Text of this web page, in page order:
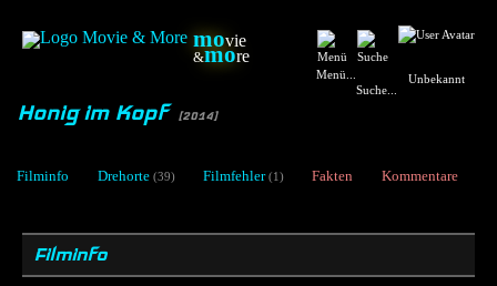
movie
&more
Menü...
Suche...
Unbekannt
Honig im Kopf [2014]
Filminfo Drehorte (39) Filmfehler (1) Fakten Kommentare
Filminfo